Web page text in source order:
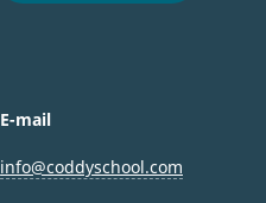
E-mail
info@coddyschool.com